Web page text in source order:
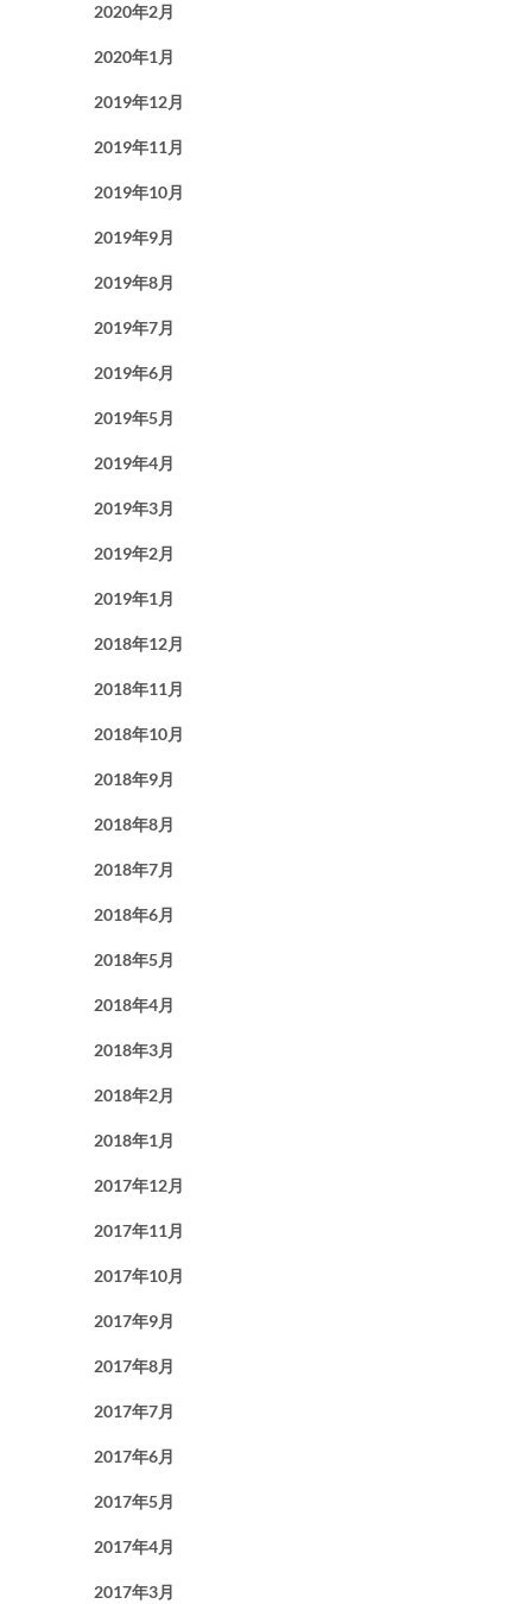
2020年2月
2020年1月
2019年12月
2019年11月
2019年10月
2019年9月
2019年8月
2019年7月
2019年6月
2019年5月
2019年4月
2019年3月
2019年2月
2019年1月
2018年12月
2018年11月
2018年10月
2018年9月
2018年8月
2018年7月
2018年6月
2018年5月
2018年4月
2018年3月
2018年2月
2018年1月
2017年12月
2017年11月
2017年10月
2017年9月
2017年8月
2017年7月
2017年6月
2017年5月
2017年4月
2017年3月